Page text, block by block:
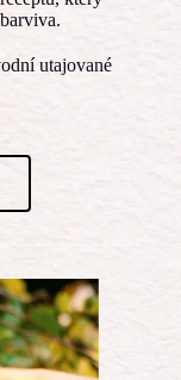
utajované